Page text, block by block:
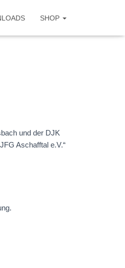
SHOP
und der DJK
Aschafftal e.V.“